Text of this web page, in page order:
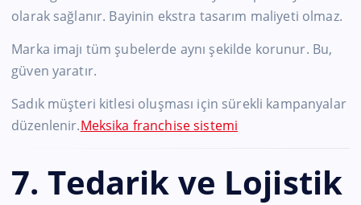
olarak sağlanır. Bayinin ekstra tasarım maliyeti olmaz.
Marka imajı tüm şubelerde aynı şekilde korunur. Bu,
güven yaratır.
Sadık müşteri kitlesi oluşması için sürekli kampanyalar
düzenlenir.Meksika franchise sistemi
7. Tedarik ve Lojistik